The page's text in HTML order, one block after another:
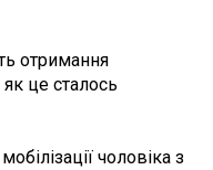
отримання
це сталось
чоловіка з